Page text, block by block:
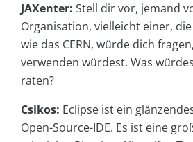
JAXenter: Stell dir vor, jemand
Organisation, vielleicht einer,
wie das CERN, würde dich
verwenden würdest. Was
raten?
Csikos: Eclipse ist ein
Open-Source-IDE. Es ist eine